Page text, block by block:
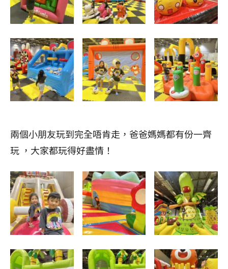
兩個小朋友玩到完全唔肯走，爸爸媽媽都有份一齊
玩 ，大家都玩得好盡情！